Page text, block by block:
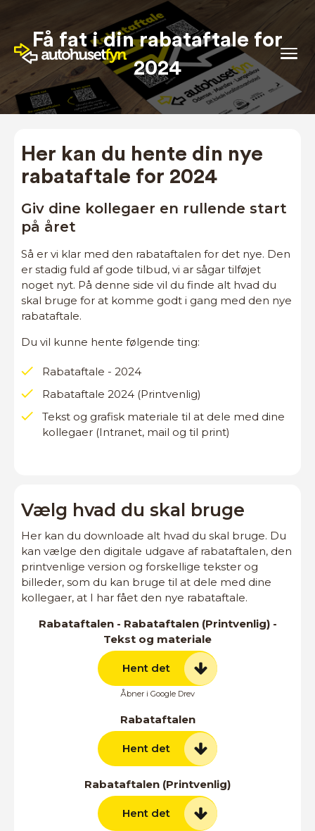
Få fat i din rabataftale for
2024
Her kan du hente din nye
rabataftale for 2024
Giv dine kollegaer en rullende start
på året
Så er vi klar med den rabataftalen for det nye. Den
er stadig fuld af gode tilbud, vi ar sågar tilføjet
noget nyt. På denne side vil du finde alt hvad du
skal bruge for at komme godt i gang med den nye
rabataftale.
Du vil kunne hente følgende ting:
Rabataftale - 2024
Rabataftale 2024 (Printvenlig)
Tekst og grafisk materiale til at dele med dine
kollegaer (Intranet, mail og til print)
Vælg hvad du skal bruge
Her kan du downloade alt hvad du skal bruge. Du
kan vælge den digitale udgave af rabataftalen, den
printvenlige version og forskellige tekster og
billeder, som du kan bruge til at dele med dine
kollegaer, at I har fået den nye rabataftale.
Rabataftalen - Rabataftalen (Printvenlig) -
Tekst og materiale
Hent det
Åbner i Google Drev
Rabataftalen
Hent det
Rabataftalen (Printvenlig)
Hent det